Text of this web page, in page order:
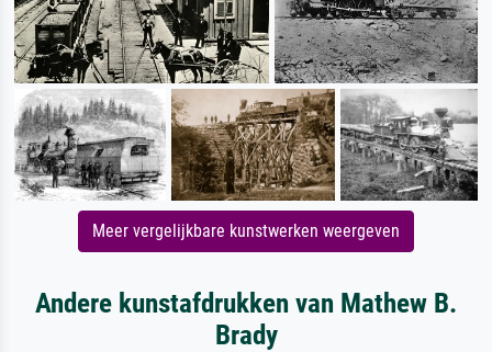
Meer vergelijkbare kunstwerken weergeven
Andere kunstafdrukken van Mathew B.
Brady